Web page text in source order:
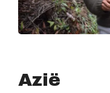
Azië